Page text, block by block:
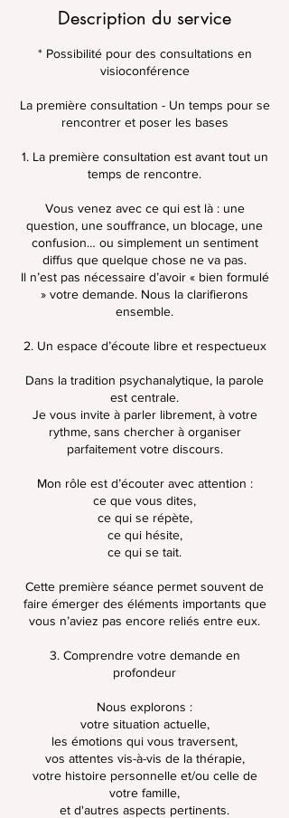
Description du service
* Possibilité pour des consultations en
visioconférence
La première consultation - Un temps pour se
rencontrer et poser les bases
1. La première consultation est avant tout un
temps de rencontre.
Vous venez avec ce qui est là : une
question, une souffrance, un blocage, une
confusion… ou simplement un sentiment
diffus que quelque chose ne va pas.
Il n’est pas nécessaire d’avoir « bien formulé
» votre demande. Nous la clarifierons
ensemble.
2. Un espace d’écoute libre et respectueux
Dans la tradition psychanalytique, la parole
est centrale.
Je vous invite à parler librement, à votre
rythme, sans chercher à organiser
parfaitement votre discours.
Mon rôle est d’écouter avec attention :
ce que vous dites,
ce qui se répète,
ce qui hésite,
ce qui se tait.
Cette première séance permet souvent de
faire émerger des éléments importants que
vous n’aviez pas encore reliés entre eux.
3. Comprendre votre demande en
profondeur
Nous explorons :
votre situation actuelle,
les émotions qui vous traversent,
vos attentes vis-à-vis de la thérapie,
votre histoire personnelle et/ou celle de
votre famille,
et d'autres aspects pertinents.